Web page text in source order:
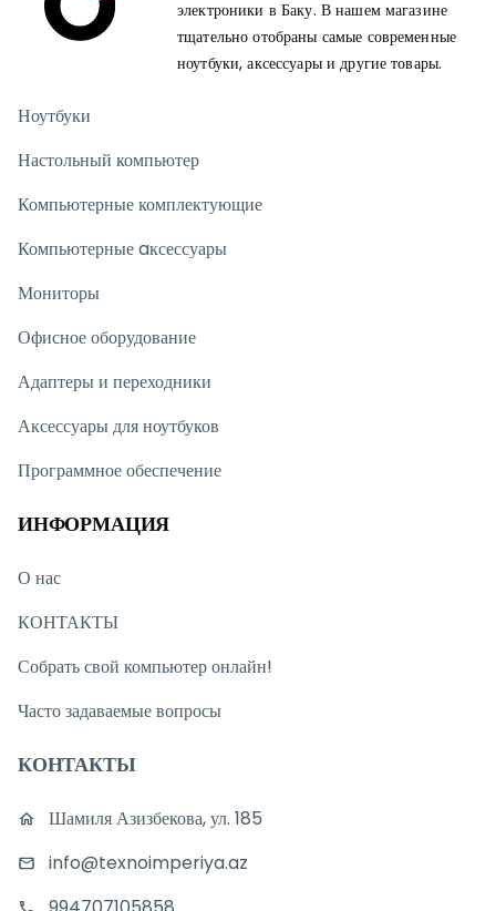
электроники в Баку. В нашем магазине
тщательно отобраны самые современные
ноутбуки, аксессуары и другие товары.
Ноутбуки
Настольный компьютер
Компьютерные комплектующие
Компьютерные aксессуары
Мониторы
Офисное оборудование
Адаптеры и переходники
Аксессуары для ноутбуков
Программное обеспечение
ИНФОРМАЦИЯ
О нас
КОНТАКТЫ
Собрать свой компьютер онлайн!
Часто задаваемые вопросы
КОНТАКТЫ
Шамиля Азизбекова, ул. 185
info@texnoimperiya.az